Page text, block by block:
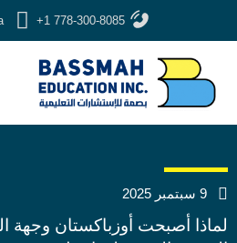
المحتوى
+1 778-300-8085
9 سبتمبر 2025
لماذا أصبحت أوزباكستان وجهة